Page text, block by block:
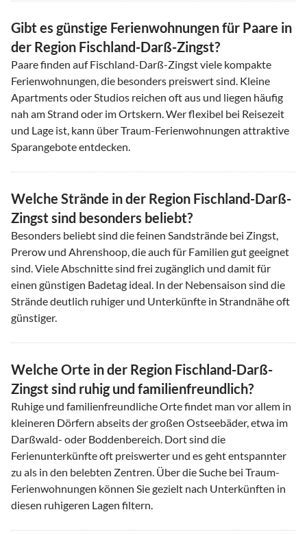
Gibt es günstige Ferienwohnungen für Paare in
der Region Fischland-Darß-Zingst?
Paare finden auf Fischland-Darß-Zingst viele kompakte
Ferienwohnungen, die besonders preiswert sind. Kleine
Apartments oder Studios reichen oft aus und liegen häufig
nah am Strand oder im Ortskern. Wer flexibel bei Reisezeit
und Lage ist, kann über Traum-Ferienwohnungen attraktive
Sparangebote entdecken.
Welche Strände in der Region Fischland-Darß-
Zingst sind besonders beliebt?
Besonders beliebt sind die feinen Sandstrände bei Zingst,
Prerow und Ahrenshoop, die auch für Familien gut geeignet
sind. Viele Abschnitte sind frei zugänglich und damit für
einen günstigen Badetag ideal. In der Nebensaison sind die
Strände deutlich ruhiger und Unterkünfte in Strandnähe oft
günstiger.
Welche Orte in der Region Fischland-Darß-
Zingst sind ruhig und familienfreundlich?
Ruhige und familienfreundliche Orte findet man vor allem in
kleineren Dörfern abseits der großen Ostseebäder, etwa im
Darßwald- oder Boddenbereich. Dort sind die
Ferienunterkünfte oft preiswerter und es geht entspannter
zu als in den belebten Zentren. Über die Suche bei Traum-
Ferienwohnungen können Sie gezielt nach Unterkünften in
diesen ruhigeren Lagen filtern.